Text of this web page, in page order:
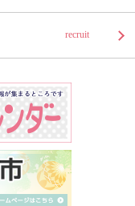
recruit